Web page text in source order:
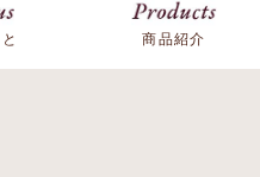
商品紹介